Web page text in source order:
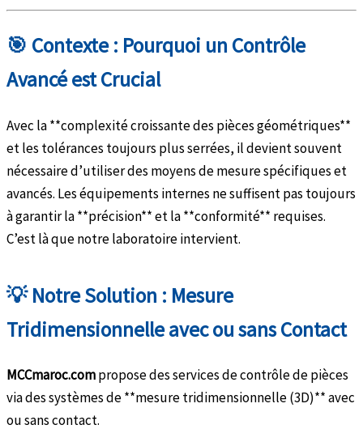
🎯 Contexte : Pourquoi un Contrôle
Avancé est Crucial
Avec la **complexité croissante des pièces géométriques**
et les tolérances toujours plus serrées, il devient souvent
nécessaire d’utiliser des moyens de mesure spécifiques et
avancés. Les équipements internes ne suffisent pas toujours
à garantir la **précision** et la **conformité** requises.
C’est là que notre laboratoire intervient.
💡 Notre Solution : Mesure
Tridimensionnelle avec ou sans Contact
MCCmaroc.compropose des services de contrôle de pièces
via des systèmes de **mesure tridimensionnelle (3D)** avec
ou sans contact.